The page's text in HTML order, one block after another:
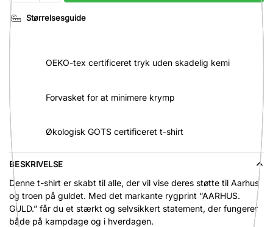
KSDH,
AGF,
Aarhus,
antal
Størrelsesguide
OEKO-tex certificeret tryk uden skadelig kemi
Forvasket for at minimere krymp
Økologisk GOTS certificeret t-shirt
BESKRIVELSE
Denne t-shirt er skabt til alle, der vil vise deres støtte til Aarhus
og troen på guldet. Med det markante rygprint “AARHUS.
GULD.” får du et stærkt og selvsikkert statement, der fungerer
både på kampdage og i hverdagen.